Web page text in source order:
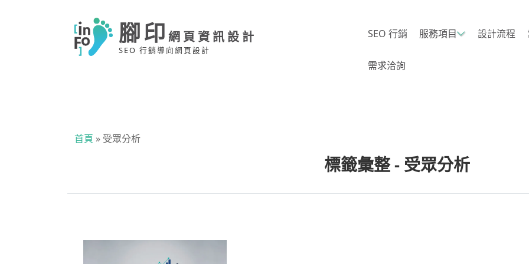
腳印 網頁資訊設計
SEO 行銷導向網頁設計
SEO 行銷 服務項目 設計流程
需求洽詢
首頁 » 受眾分析
標籤彙整 - 受眾分析